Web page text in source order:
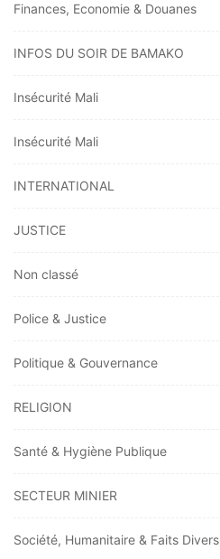
Finances, Economie & Douanes
INFOS DU SOIR DE BAMAKO
Insécurité Mali
Insécurité Mali
INTERNATIONAL
JUSTICE
Non classé
Police & Justice
Politique & Gouvernance
RELIGION
Santé & Hygiène Publique
SECTEUR MINIER
Société, Humanitaire & Faits Divers